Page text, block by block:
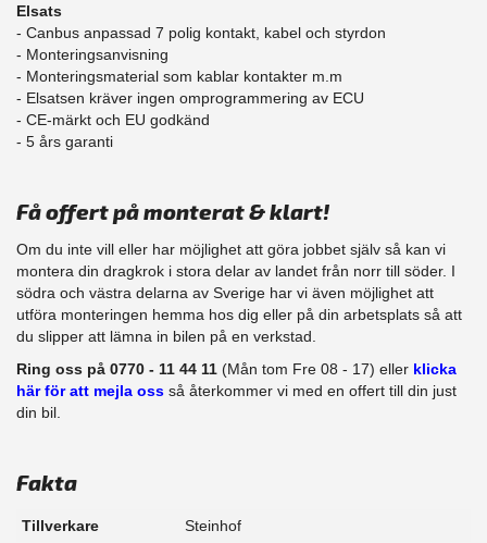
Elsats
- Canbus anpassad 7 polig kontakt, kabel och styrdon
- Monteringsanvisning
- Monteringsmaterial som kablar kontakter m.m
- Elsatsen kräver ingen omprogrammering av ECU
- CE-märkt och EU godkänd
​- 5 års garanti
Få offert på monterat & klart!
Om du inte vill eller har möjlighet att göra jobbet själv så kan vi
montera din dragkrok i stora delar av landet från norr till söder. I
södra och västra delarna av Sverige har vi även möjlighet att
​utföra monteringen hemma hos dig eller på din arbetsplats så att
du slipper att lämna in bilen på en verkstad.
Ring oss på 0770 - 11 44 11 (Mån tom Fre 08 - 17) eller klicka
här för att mejla oss så återkommer vi med en offert till din just
din bil.
Fakta
Tillverkare
Steinhof